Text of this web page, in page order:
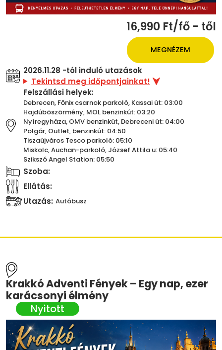
16,990 Ft/fő - től
MEGNÉZEM
2026.11.28 -tól induló utazások
Tekintsd meg időpontjainkat!
Felszállási helyek:
Debrecen, Főnix csarnok parkoló, Kassai út: 03:00
Hajdúböszörmény, MOL benzinkút: 03:20
Nyíregyháza, OMV benzinkút, Debreceni út: 04:00
Polgár, Outlet, benzinkút: 04:50
Tiszaújváros Tesco parkoló: 05:10
Miskolc, Auchan-parkoló, József Attila u: 05:40
Szikszó Angel Station: 05:50
Szoba:
Ellátás:
Utazás: Autóbusz
Krakkó Adventi Fények – Egy nap, ezer
karácsonyi élmény